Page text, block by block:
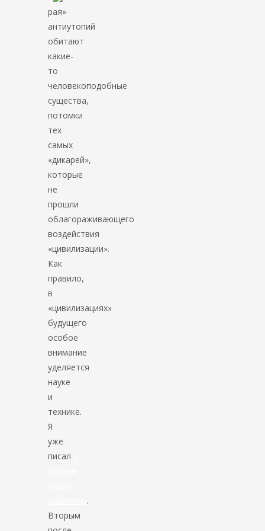
рая»
антиутопий
обитают
какие-
то
человекоподобные
существа,
потомки
тех
самых
«дикарей»,
которые
не
прошли
облагораживающего
воздействия
«цивилизации».
Как
правило,
в
«цивилизациях»
будущего
особое
внимание
уделяется
науке
и
технике.
Я
уже
писал
.
Вторым